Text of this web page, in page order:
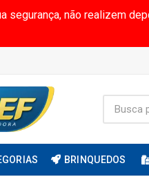
segurança, não realizem
BRINQUEDOS